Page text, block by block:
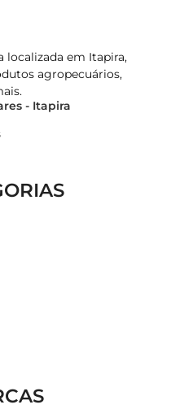
localizada em Itapira,
agropecuários,
- Itapira